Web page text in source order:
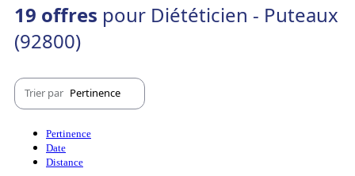
19 offres pour Diététicien - Puteaux
(92800)
Trier par Pertinence
Pertinence
Date
Distance